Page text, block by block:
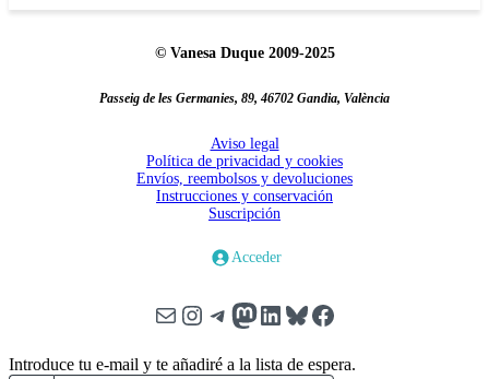
© Vanesa Duque 2009-2025
Passeig de les Germanies, 89, 46702 Gandia, València
Aviso legal
Política de privacidad y cookies
Envíos, reembolsos y devoluciones
Instrucciones y conservación
Suscripción
Acceder
Correo electrónico
Instagram
Telegram
Mastodon
LinkedIn
Bluesky
Facebook
Introduce tu e-mail y te añadiré a la lista de espera.